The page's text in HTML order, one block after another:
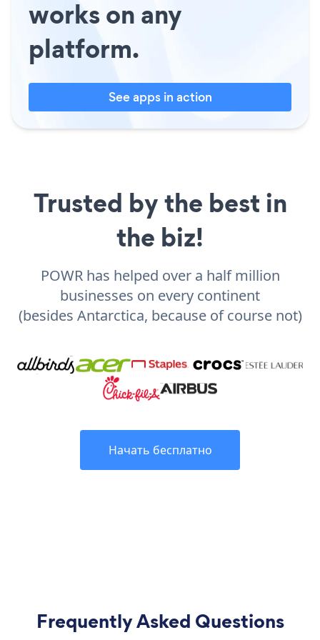
works on any
platform.
See apps in action
Trusted by the best in
the biz!
POWR has helped over a half million
businesses on every continent
(besides Antarctica, because of course not)
Начать бесплатно
Frequently Asked Questions